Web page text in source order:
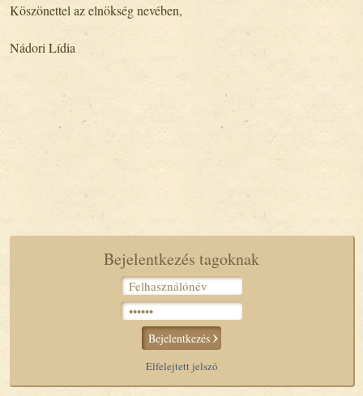
Köszönettel az elnökség nevében,
Nádori Lídia
Bejelentkezés tagoknak
Bejelentkezés
Elfelejtett jelszó